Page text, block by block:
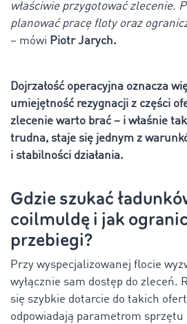
właściwie przygotować zlecenie.
planować pracę floty oraz
– mówi Piotr Jarych.
Dojrzałość operacyjna oznacza
umiejętność rezygnacji z części
zlecenie warto brać – i właśnie
trudna, staje się jednym z
i stabilności działania.
Gdzie szukać
coilmuldę i jak
przebiegi?
Przy wyspecjalizowanej flocie
wyłącznie sam dostęp do zleceń.
się szybkie dotarcie do takich
odpowiadają parametrom sprzętu